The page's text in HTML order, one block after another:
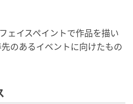
ェイスペイントで作品を描い
のあるイベントに向けたもの